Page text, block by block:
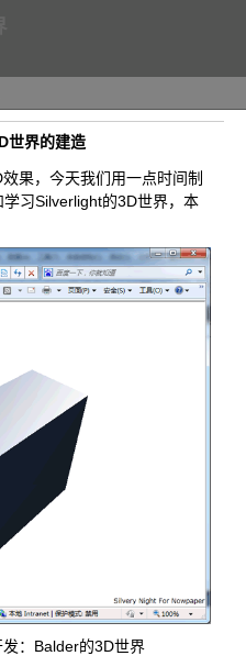
世界的建造
果，今天我们用一点时间制
习Silverlight的3D世界，本
：Balder的3D世界